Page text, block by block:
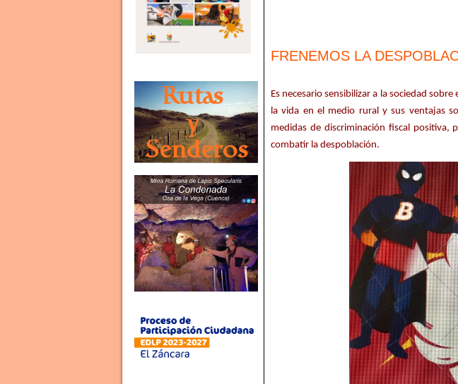
FRENEMOS LA
Es necesario sensibilizar a la sociedad
la vida en el medio rural y sus ventajas
medidas de discriminación fiscal
combatir la despoblación.